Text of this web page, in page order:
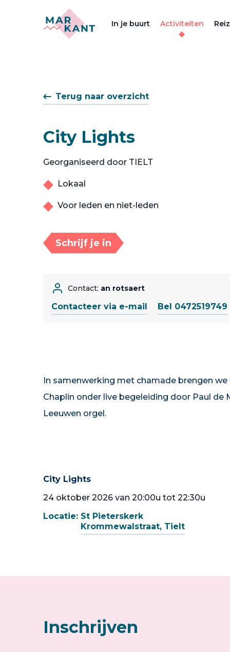
In je buurt Activiteiten
Terug naar overzicht
City Lights
Georganiseerd door TIELT
Lokaal
Voor leden en niet-leden
Schrijf je in
Contact: an rotsaert
Contacteer via e-mail Bel 0472519749
In samenwerking met chamade brengen
Chaplin onder live begeleiding door Paul de
Leeuwen orgel.
City Lights
24 oktober 2026 van 20:00u tot 22:30u
Locatie: St Pieterskerk
Krommewalstraat, Tielt
Inschrijven